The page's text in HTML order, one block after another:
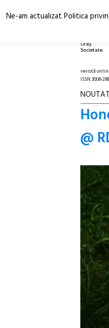
Oraș.
Societate.
revistă
ISSN 3008-
@
Ne-am actualizat Politica